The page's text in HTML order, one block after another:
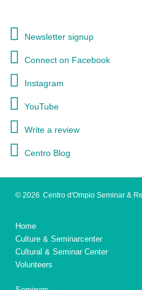
Newsletter signup
Connect on Facebook
Instagram
YouTube
Write a review
Centro Blog
© 2026 Centro d'Ompio Seminar &
Home
Culture & Seminarcenter
Cultural & Seminar Center
Volunteers